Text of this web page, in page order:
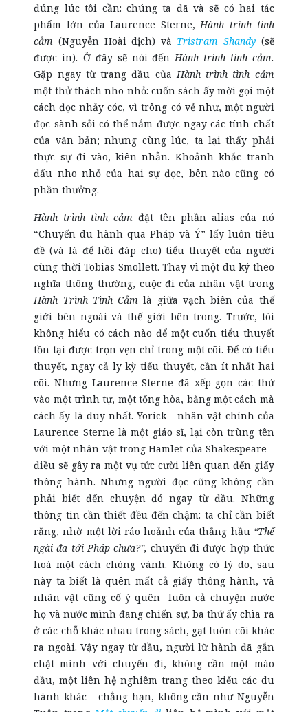
đúng lúc tôi cần: chúng ta đã và sẽ có hai tác
phẩm lớn của Laurence Sterne,Hành trình tình
cảm (Nguyễn Hoài dịch) và Tristram Shandy (sẽ
được in).Ở đây sẽ nói đếnHành trình tình cảm.
Gặp ngay từ trang đầu củaHành trình tình cảm
một thử thách nho nhỏ: cuốn sách ấy mời gọi một
cách đọc nhảy cóc, vì trông có vẻ như, một người
đọc sành sỏi có thể nắm được ngay các tính chất
của văn bản; nhưng cùng lúc, ta lại thấy phải
thực sự đi vào, kiên nhẫn. Khoảnh khắc tranh
đấu nho nhỏ của hai sự đọc, bên nào cũng có
phần thưởng.
Hành trình tình cảm đặt tên phần alias của nó
“Chuyến du hành qua Pháp và Ý” lấy luôn tiêu
đề (và là để hồi đáp cho) tiểu thuyết của người
cùng thời Tobias Smollett. Thay vì một du ký theo
nghĩa thông thường, cuộc đi của nhân vật trong
Hành Trình Tình Cảm là giữa vạch biên của thế
giới bên ngoài và thế giới bên trong. Trước, tôi
không hiểu có cách nào để một cuốn tiểu thuyết
tồn tại được trọn vẹn chỉ trong một cõi. Để có tiểu
thuyết, ngay cả ly kỳ tiểu thuyết, cần ít nhất hai
cõi. Nhưng Laurence Sterne đã xếp gọn các thứ
vào một trình tự, một tổng hòa, bằng một cách mà
cách ấy là duy nhất. Yorick - nhân vật chính của
Laurence Sterne là một giáo sĩ, lại còn trùng tên
với một nhân vật trong Hamlet của Shakespeare -
điều sẽ gây ra một vụ tức cười liên quan đến giấy
thông hành. Nhưng người đọc cũng không cần
phải biết đến chuyện đó ngay từ đầu. Những
thông tin cần thiết đều đến chậm: ta chỉ cần biết
rằng, nhờ một lời ráo hoảnh của thằng hầu “Thế
ngài đã tới Pháp chưa?”,chuyến đi được hợp thức
hoá một cách chóng vánh. Không có lý do, sau
này ta biết là quên mất cả giấy thông hành, và
nhân vật cũng cố ý quên luôn cả chuyện nước
họ và nước mình đang chiến sự, ba thứ ấy chìa ra
ở các chỗ khác nhau trong sách, gạt luôn cõi khác
ra ngoài. Vậy ngay từ đầu, người lữ hành đã gắn
chặt mình với chuyến đi, không cần một mào
đầu, một liên hệ nghiêm trang theo kiểu các du
hành khác - chẳng hạn, không cần như Nguyễn